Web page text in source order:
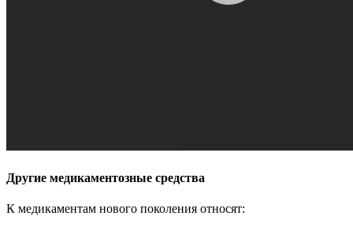
Другие медикаментозные средства
К медикаментам нового поколения относят: